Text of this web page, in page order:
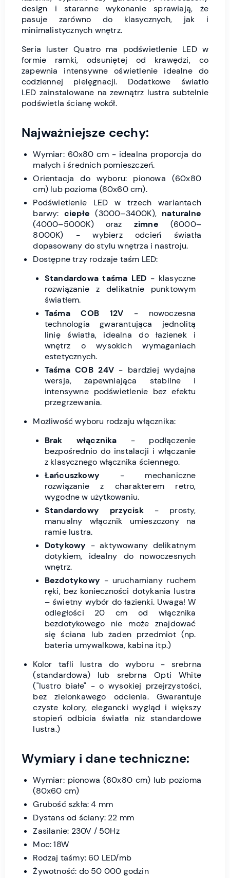
design i staranne wykonanie sprawiają, że
pasuje zarówno do klasycznych, jak i
minimalistycznych wnętrz.
Seria luster Quatro ma podświetlenie LED w
formie ramki, odsuniętej od krawędzi, co
zapewnia intensywne oświetlenie idealne do
codziennej pielęgnacji. Dodatkowe światło
LED zainstalowane na zewnątrz lustra subtelnie
podświetla ścianę wokół.
Najważniejsze cechy:
Wymiar: 60x80 cm - idealna proporcja do
małych i średnich pomieszczeń.
Orientacja do wyboru: pionowa (60x80
cm) lub pozioma (80x60 cm).
Podświetlenie LED w trzech wariantach
barwy: ciepłe (3000–3400K), naturalne
(4000–5000K) oraz zimne (6000–
8000K) - wybierz odcień światła
dopasowany do stylu wnętrza i nastroju.
Dostępne trzy rodzaje taśm LED:
Standardowa taśma LED - klasyczne
rozwiązanie z delikatnie punktowym
światłem.
Taśma COB 12V - nowoczesna
technologia gwarantująca jednolitą
linię światła, idealna do łazienek i
wnętrz o wysokich wymaganiach
estetycznych.
Taśma COB 24V- bardziej wydajna
wersja, zapewniająca stabilne i
intensywne podświetlenie bez efektu
przegrzewania.
Możliwość wyboru rodzaju włącznika:
Brak włącznika - podłączenie
bezpośrednio do instalacji i włączanie
z klasycznego włącznika ściennego.
Łańcuszkowy - mechaniczne
rozwiązanie z charakterem retro,
wygodne w użytkowaniu.
Standardowy przycisk- prosty,
manualny włącznik umieszczony na
ramie lustra.
Dotykowy - aktywowany delikatnym
dotykiem, idealny do nowoczesnych
wnętrz.
Bezdotykowy - uruchamiany ruchem
ręki, bez konieczności dotykania lustra
– świetny wybór do łazienki. Uwaga! W
odległości 20 cm od włącznika
bezdotykowego nie może znajdować
się ściana lub żaden przedmiot (np.
bateria umywalkowa, kabina itp.)
Kolor tafli lustra do wyboru - srebrna
(standardowa) lub srebrna Opti White
("lustro białe" - o wysokiej przejrzystości,
bez zielonkawego odcienia. Gwarantuje
czyste kolory, elegancki wygląd i większy
stopień odbicia światła niż standardowe
lustra.)
Wymiary i dane techniczne:
Wymiar: pionowa (60x80 cm) lub pozioma
(80x60 cm)
Grubość szkła: 4 mm
Dystans od ściany: 22 mm
Zasilanie: 230V / 50Hz
Moc: 18W
Rodzaj taśmy: 60 LED/mb
Żywotność: do 50 000 godzin